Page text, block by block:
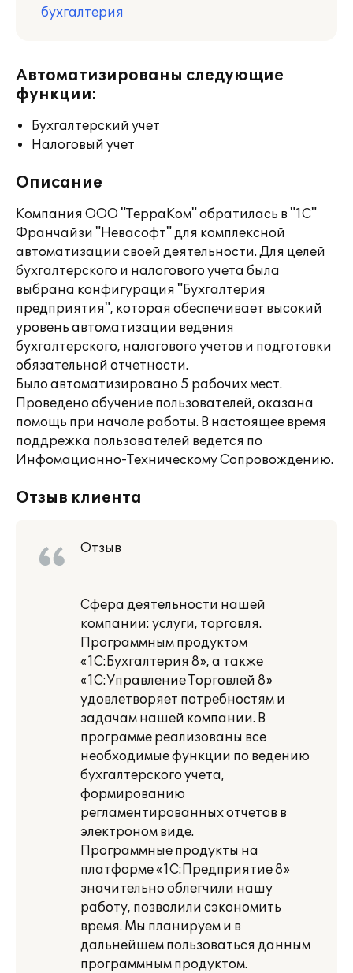
бухгалтерия
Автоматизированы следующие
функции:
Бухгалтерский учет
Налоговый учет
Описание
Компания ООО "ТерраКом" обратилась в "1С"
Франчайзи "Невасофт" для комплексной
автоматизации своей деятельности. Для целей
бухгалтерского и налогового учета была
выбрана конфигурация "Бухгалтерия
предприятия", которая обеспечивает высокий
уровень автоматизации ведения
бухгалтерского, налогового учетов и подготовки
обязательной отчетности.
Было автоматизировано 5 рабочих мест.
Проведено обучение пользователей, оказана
помощь при начале работы. В настоящее время
поддрежка пользователей ведется по
Инфомационно-Техническому Сопровождению.
Отзыв клиента
Отзыв
Сфера деятельности нашей
компании: услуги, торговля.
Программным продуктом
«1С:Бухгалтерия 8», а также
«1С:Управление Торговлей 8»
удовлетворяет потребностям и
задачам нашей компании. В
программе реализованы все
необходимые функции по ведению
бухгалтерского учета,
формированию
регламентированных отчетов в
электроном виде.
Программные продукты на
платформе «1С:Предприятие 8»
значительно облегчили нашу
работу, позволили сэкономить
время. Мы планируем и в
дальнейшем пользоваться данным
программным продуктом.